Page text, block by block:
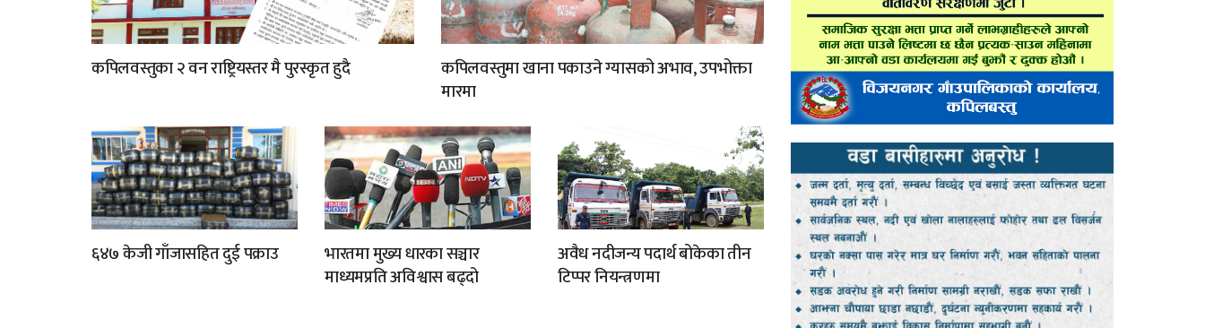
कपिलवस्तुका २ वन राष्ट्रियस्तर मै पुरस्कृत हुदै
कपिलवस्तुमा खाना पकाउने ग्यासको अभाव, उपभोक्ता
मारमा
६४७ केजी गाँजासहित दुई पक्राउ
भारतमा मुख्य धारका सञ्चार
माध्यमप्रति अविश्वास बढ्दो
अवैध नदीजन्य पदार्थ बोकेका तीन
टिप्पर नियन्त्रणमा